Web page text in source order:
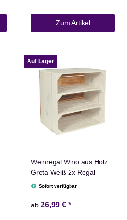
Zum Artikel
Auf Lager
Weinregal Wino aus Holz
Greta Weiß 2x Regal
Sofort verfügbar
ab 26,99 € *